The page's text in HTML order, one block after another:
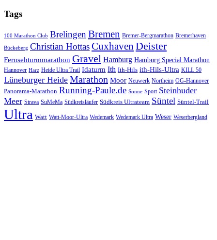
Tags
100 Marathon Club BrelingenBremen Bremer-Bergmarathon Bremerhaven
Bückeberg Christian HottasCuxhaven Deister
Fernsehturmmarathon Gravel Hamburg Hamburg Special Marathon
Hannover Harz Heide Ultra Trail Idaturm Ith Ith-Hils ith-Hils-Ultra KILL 50
Lüneburger Heide Marathon Moor Neuwerk Northeim OG-Hannover
Panorama-Marathon Running-Paule.de Sonne Sport Steinhuder
Meer Strava SuMeMa Südkreisläufer Südkreis Ultrateam Süntel Süntel-Trail
Ultra Watt Watt-Moor-Ultra Wedemark Wedemark Ultra Weser Weserbergland